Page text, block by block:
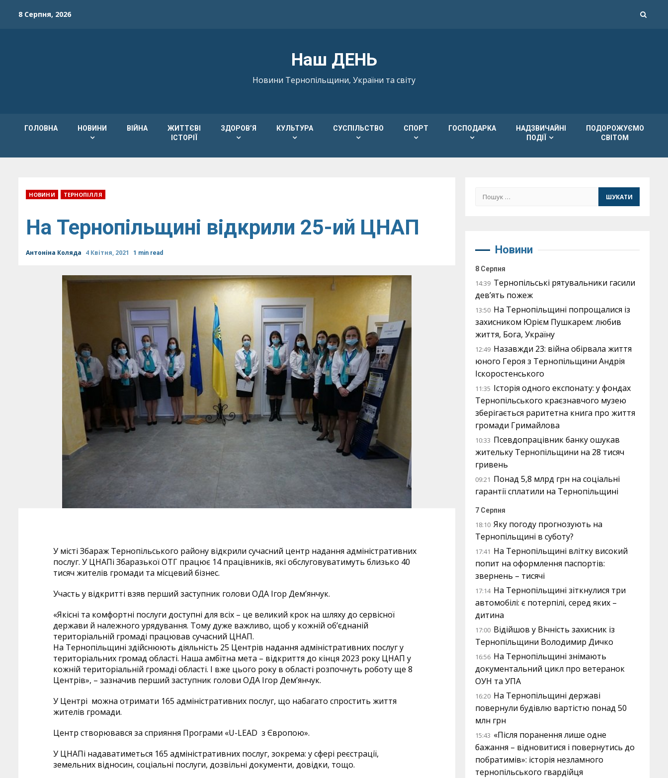
8 Серпня, 2026
Наш ДЕНЬ
Новини Тернопільщини, України та світу
ГОЛОВНА НОВИНИ ВІЙНА
ЖИТТЄВІ
ІСТОРІЇ
ЗДОРОВ’Я КУЛЬТУРА СУСПІЛЬСТВО СПОРТ ГОСПОДАРКА
НАДЗВИЧАЙНІ
ПОДІЇ
ПОДОРОЖУЄМО
СВІТОМ
НОВИНИ ТЕРНОПІЛЛЯ
На Тернопільщині відкрили 25-ий ЦНАП
Антоніна Коляда 4 Квітня, 2021 1 min read
У місті Збараж Тернопільського району відкрили сучасний центр надання адміністративних
послуг. У ЦНАПі Збаразької ОТГ працює 14 працівників, які обслуговуватимуть близько 40
тисяч жителів громади та місцевий бізнес.
Участь у відкритті взяв перший заступник голови ОДА Ігор Дем’янчук.
«Якісні та комфортні послуги доступні для всіх – це великий крок на шляху до сервісної
держави й належного урядування. Тому дуже важливо, щоб у кожній об’єднаній
територіальній громаді працював сучасний ЦНАП.
На Тернопільщині здійснюють діяльність 25 Центрів надання адміністративних послуг у
територіальних громад області. Наша амбітна мета – відкриття до кінця 2023 року ЦНАП у
кожній територіальній громаді області. І вже цього року в області розпочнуть роботу ще 8
Центрів», – зазначив перший заступник голови ОДА Ігор Дем’янчук.
У Центрі можна отримати 165 адміністративних послуг, що набагато спростить життя
жителів громади.
Центр створювався за сприяння Програми «U-LEAD з Європою».
У ЦНАПі надаватиметься 165 адміністративних послуг, зокрема: у сфері реєстрації,
земельних відносин, соціальні послуги, дозвільні документи, довідки, тощо.
Пошук:
Новини
8 Серпня
14:39 Тернопільські рятувальники гасили
дев’ять пожеж
13:50 На Тернопільщині попрощалися із
захисником Юрієм Пушкарем: любив
життя, Бога, Україну
12:49 Назавжди 23: війна обірвала життя
юного Героя з Тернопільщини Андрія
Іскоростенського
11:35 Історія одного експонату: у фондах
Тернопільського краєзнавчого музею
зберігається раритетна книга про життя
громади Гримайлова
10:33 Псевдопрацівник банку ошукав
жительку Тернопільщини на 28 тисяч
гривень
09:21 Понад 5,8 млрд грн на соціальні
гарантії сплатили на Тернопільщині
7 Серпня
18:10 Яку погоду прогнозують на
Тернопільщині в суботу?
17:41 На Тернопільщині влітку високий
попит на оформлення паспортів:
звернень – тисячі
17:14 На Тернопільщині зіткнулися три
автомобілі: є потерпілі, серед яких –
дитина
17:00 Відійшов у Вічність захисник із
Тернопільщини Володимир Дичко
16:56 На Тернопільщині знімають
документальний цикл про ветеранок
ОУН та УПА
16:20 На Тернопільщині державі
повернули будівлю вартістю понад 50
млн грн
15:43 «Після поранення лише одне
бажання – відновитися і повернутись до
побратимів»: історія незламного
тернопільського гвардійця